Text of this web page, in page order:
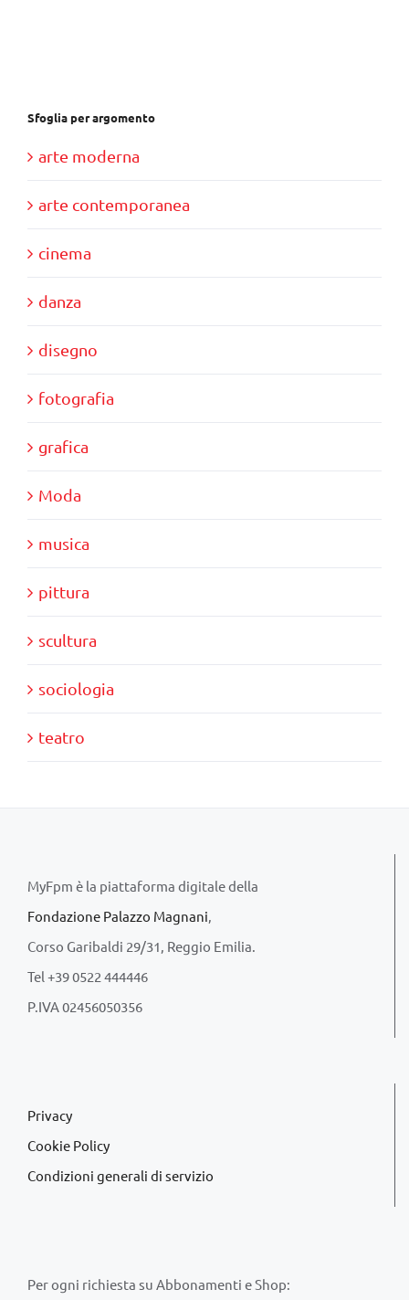
Sfoglia per argomento
arte moderna
arte contemporanea
cinema
danza
disegno
fotografia
grafica
Moda
musica
pittura
scultura
sociologia
teatro
MyFpm è la piattaforma digitale della
Fondazione Palazzo Magnani,
Corso Garibaldi 29/31, Reggio Emilia.
Tel +39 0522 444446
P.IVA 02456050356
Privacy
Cookie Policy
Condizioni generali di servizio
Per ogni richiesta su Abbonamenti e Shop: